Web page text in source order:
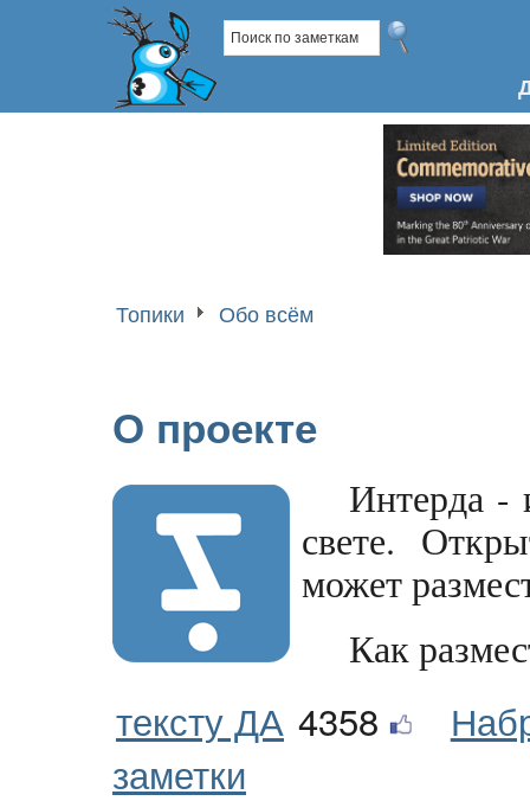
Топики Обо всём
О проекте
Интерда -
свете.
может
Как
тексту ДА 4358
заметки